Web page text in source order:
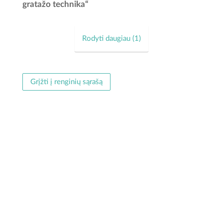
gratažo technika“
Rodyti daugiau (1 )
Grįžti į renginių sąrašą